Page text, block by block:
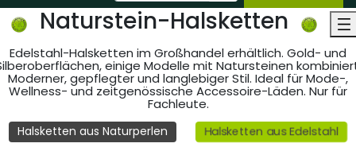
Naturstein-Halsketten
Edelstahl-Halsketten im Großhandel erhältlich. Gold- und
einige Modelle mit Natursteinen
Moderner, gepflegter und langlebiger Stil. Ideal für Mode-,
Wellness- und zeitgenössische Accessoire-Läden. Nur für
Fachleute.
Halsketten aus Naturperlen Halsketten aus Edelstahl